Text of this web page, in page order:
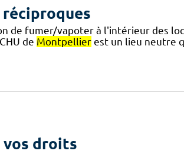
réciproques
de fumer/vapoter à l'intérieur des
de Montpellierest un lieu neutre
vos droits